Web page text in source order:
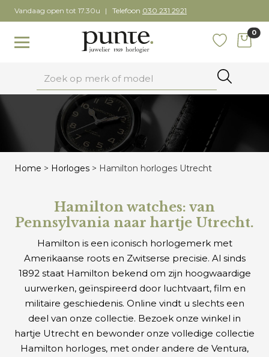
Skip
to
content
Vandaag open tot 17.30u Telefoon 030 231 2921
Toggle navigation
0
Zoeken
Home > Horloges > Hamilton horloges Utrecht
Hamilton watches: van
Pennsylvania naar hartje Utrecht.
Hamilton is een iconisch horlogemerk met
Amerikaanse roots en Zwitserse precisie. Al sinds
1892 staat Hamilton bekend om zijn hoogwaardige
uurwerken, geïnspireerd door luchtvaart, film en
militaire geschiedenis. Online vindt u slechts een
deel van onze collectie. Bezoek onze winkel in
hartje Utrecht en bewonder onze volledige collectie
Hamilton horloges, met onder andere de Ventura,